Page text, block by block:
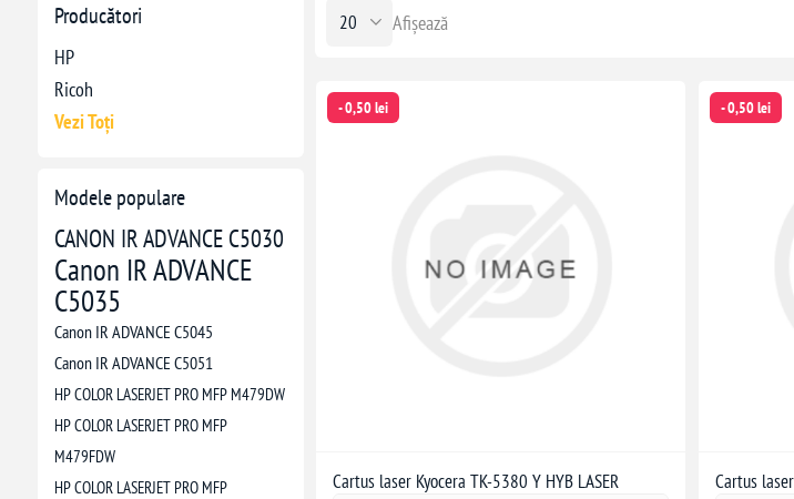
Producători
HP
Ricoh
Vezi Toți
Modele populare
CANON IR ADVANCE C5030
Canon IR ADVANCE
C5035
Canon IR ADVANCE C5045
Canon IR ADVANCE C5051
HP COLOR LASERJET PRO MFP M479DW
HP COLOR LASERJET PRO MFP
M479FDW
HP COLOR LASERJET PRO MFP
Afișează
- 0,50 lei
Cartus laser Kyocera TK-5380 Y HYB LASER
- 0,50 lei
Cartus